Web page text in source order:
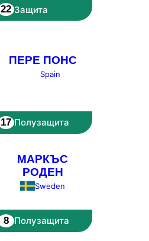
22 Защита
ПЕРЕ ПОНС
Spain
17 Полузащита
МАРКЪС
РОДЕН
Sweden
8 Полузащита